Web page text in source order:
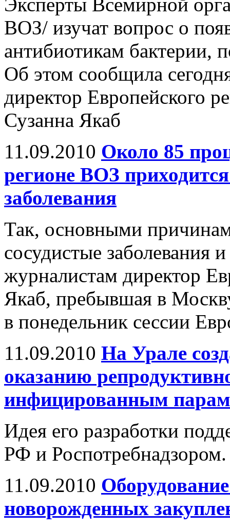
Эксперты Всемирной
ВОЗ/ изучат вопрос о
антибиотикам бактерии,
Об этом сообщила
директор Европейского
Сузанна Якаб
11.09.2010 Около 85
регионе ВОЗ
заболевания
Так, основными
сосудистые заболевания
журналистам директор
Якаб, пребывшая в
в понедельник сессии
11.09.2010 На Урале
оказанию
инфицированным парам
Идея его разработки
РФ и Роспотребнадзором.
11.09.2010
новорожденных